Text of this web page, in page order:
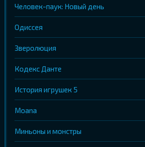
Человек-паук: Новый день
Одиссея
Зверолюция
Кодекс Данте
История игрушек 5
Moana
Миньоны и монстры